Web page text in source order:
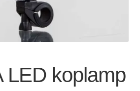
LED koplamp